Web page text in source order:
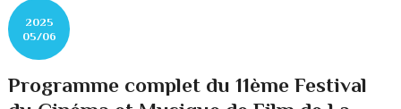
2025
05/06
Programme complet du 11ème Festival